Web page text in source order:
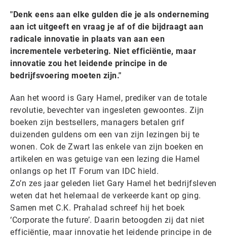
"Denk eens aan elke gulden die je als onderneming
aan ict uitgeeft en vraag je af of die bijdraagt aan
radicale innovatie in plaats van aan een
incrementele verbetering. Niet efficiëntie, maar
innovatie zou het leidende principe in de
bedrijfsvoering moeten zijn."
Aan het woord is Gary Hamel, prediker van de totale
revolutie, bevechter van ingesleten gewoontes. Zijn
boeken zijn bestsellers, managers betalen grif
duizenden guldens om een van zijn lezingen bij te
wonen. Cok de Zwart las enkele van zijn boeken en
artikelen en was getuige van een lezing die Hamel
onlangs op het IT Forum van IDC hield.
Zo’n zes jaar geleden liet Gary Hamel het bedrijfsleven
weten dat het helemaal de verkeerde kant op ging.
Samen met C.K. Prahalad schreef hij het boek
‘Corporate the future’. Daarin betoogden zij dat niet
efficiëntie, maar innovatie het leidende principe in de